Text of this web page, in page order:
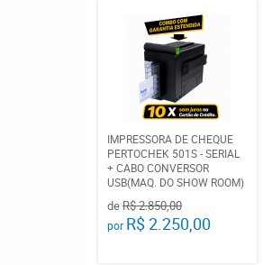
IMPRESSORA DE CHEQUE
PERTOCHEK 501S - SERIAL
+ CABO CONVERSOR
USB(MAQ. DO SHOW ROOM)
deR$ 2.850,00
por R$ 2.250,00